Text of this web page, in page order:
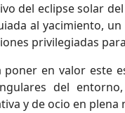
del eclipse solar del
al yacimiento,
privilegiadas
poner en valor este
del
y de ocio en plena